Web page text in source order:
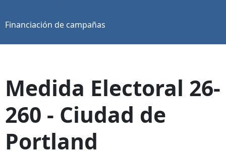
Financiación de campañas
Medida Electoral 26-
260 - Ciudad de
Portland